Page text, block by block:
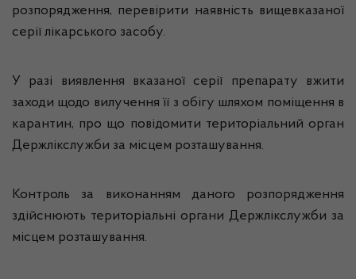
розпорядження, перевірити наявність вищевказаної
серії лікарського засобу.
У разі виявлення вказаної серії препарату вжити
заходи щодо вилучення її з обігу шляхом поміщення в
карантин, про що повідомити територіальний орган
Держлікслужби за місцем розташування.
Контроль за виконанням даного розпорядження
здійснюють територіальні органи Держлікслужби за
місцем розташування.